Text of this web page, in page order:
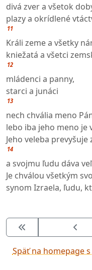
divá zver a všetok
plazy a okrídlené
11
Králi zeme a všetky
kniežatá a všetci
12
mládenci a panny,
starci a junáci
13
nech chvália meno
lebo iba jeho meno je
Jeho veleba prevyšuje
14
a svojmu ľudu dáva
Je chválou všetkým
synom Izraela, ľudu,
Späť na homepage